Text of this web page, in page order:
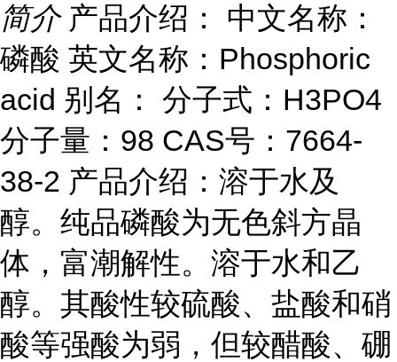
简介 产品介绍： 中文名称：
磷酸 英文名称：Phosphoric
acid 别名： 分子式：H3PO4
分子量：98 CAS号：7664-
38-2 产品介绍：溶于水及
醇。纯品磷酸为无色斜方晶
体，富潮解性。溶于水和乙
醇。其酸性较硫酸、盐酸和硝
酸等强酸为弱，但较醋酸、硼